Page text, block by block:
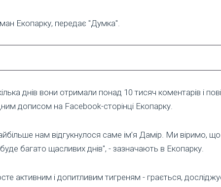
Екопарку, передає "Думка".
днів вони отримали понад 10 тисяч коментарів і
дописом на Facebook-сторінці Екопарку.
нам відгукнулося саме ім’я Дамір. Ми віримо,
багато щасливих днів", - зазначають в Екопарку.
активним і допитливим тигреням - грається,